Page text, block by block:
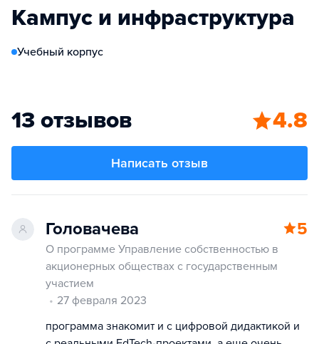
Кампус и инфраструктура
Учебный корпус
13 отзывов 4.8
Написать отзыв
Головачева 5
О программе Управление собственностью в
акционерных обществах с государственным
участием
27 февраля 2023
программа знакомит и с цифровой дидактикой и